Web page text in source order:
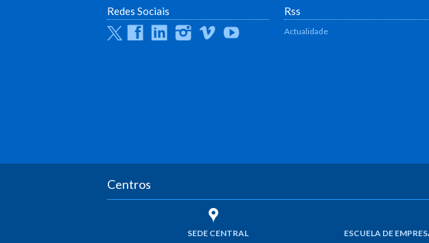
Redes Sociais
TwitterFacebookLinkedinInstagram
Vimeo Youtube
Rss
Actualidade
Centros
SEDE CENTRAL
ESCUELA DE